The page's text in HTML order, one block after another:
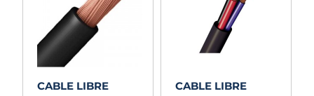
CABLE LIBRE
CABLE LIBRE